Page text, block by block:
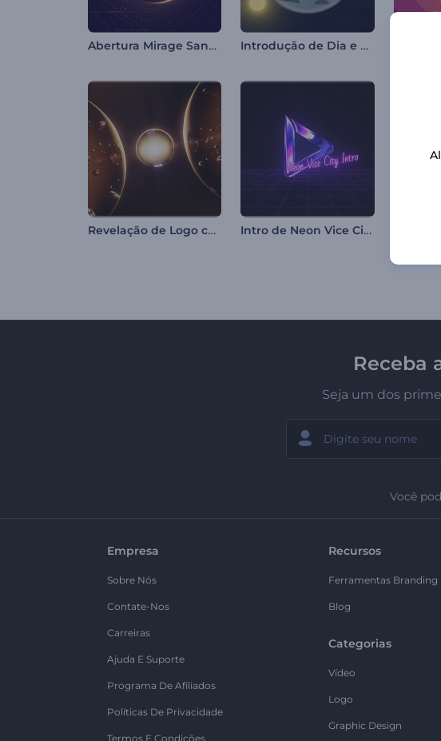
Abertura Mirage Sandscape Introdução de Dia e Noite
Revelação de Logo com Divisão em Bolhas Intro de Neon Vice City
Receba
Seja um dos
Você
Empresa
Sobre Nós
Contate-Nos
Carreiras
Ajuda E Suporte
Programa De Afiliados
Políticas De Privacidade
Termos E Condições
Recursos
Ferramentas Branding
Blog
Categorias
Vídeo
Logo
Graphic Design